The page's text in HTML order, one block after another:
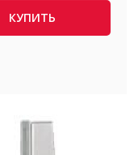
КУПИТЬ